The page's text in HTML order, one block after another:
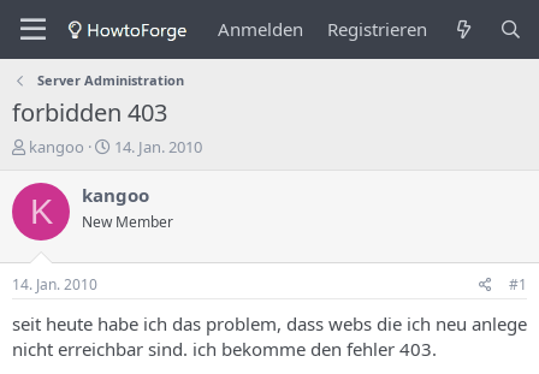
Anmelden Registrieren
Server Administration
forbidden 403
E
s
e
e
r
e
kangoo
E
s
t
e
n
g
s
14. Jan. 2010
K kangoo
New Member
14. Jan. 2010 #1
seit heute habe ich das problem, dass webs die ich neu anlege
nicht erreichbar sind. ich bekomme den fehler 403.